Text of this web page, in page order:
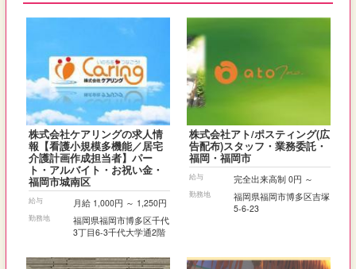
株式会社ケアリングの求人情
報【看護小規模多機能／居宅
介護計画作成担当者】パー
ト・アルバイト・お祝い金・
福岡市城南区
給与 月給 1,000円 ～ 1,250円
勤務地
福岡県福岡市博多区千代
3丁目6-3千代大学通2階
株式会社アト/ポスティング(広
告配布)スタッフ・業務委託・
福岡・福岡市
給与 完全出来高制 0円 ～
勤務地
福岡県福岡市博多区吉塚
5‐6‐23